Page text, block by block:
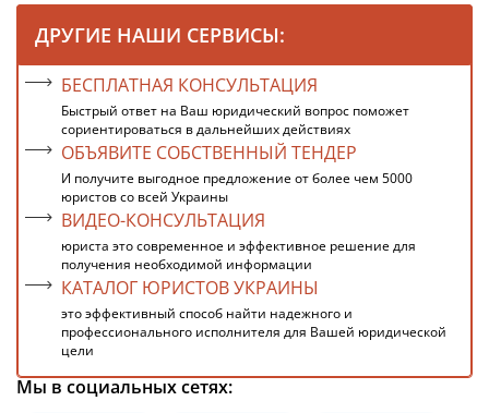
ДРУГИЕ НАШИ СЕРВИСЫ:
БЕСПЛАТНАЯ КОНСУЛЬТАЦИЯ
Быстрый ответ на Ваш юридический вопрос поможет
сориентироваться в дальнейших действиях
ОБЪЯВИТЕ СОБСТВЕННЫЙ ТЕНДЕР
И получите выгодное предложение от более чем 5000
юристов со всей Украины
ВИДЕО-КОНСУЛЬТАЦИЯ
юриста это современное и эффективное решение для
получения необходимой информации
КАТАЛОГ ЮРИСТОВ УКРАИНЫ
это эффективный способ найти надежного и
профессионального исполнителя для Вашей юридической
цели
Мы в социальных сетях: